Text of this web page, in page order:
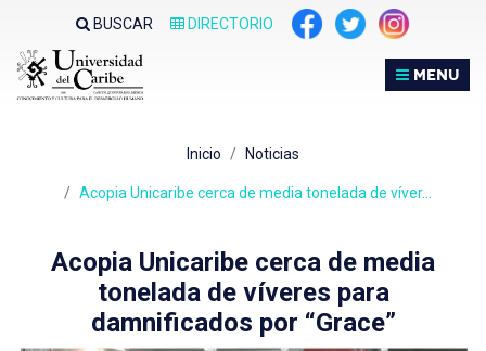
sitio
web
BUSCAR DIRECTORIO
MENU
Inicio Noticias
Acopia Unicaribe cerca de media tonelada de víver…
Acopia Unicaribe cerca de media
tonelada de víveres para
damnificados por “Grace”